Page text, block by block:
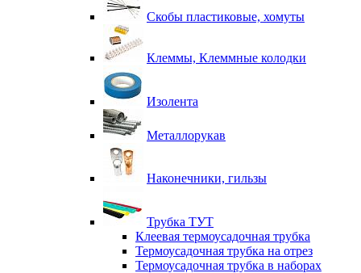
Скобы пластиковые, хомуты
Клеммы, Клеммные колодки
Изолента
Металлорукав
Наконечники, гильзы
Трубка ТУТ
Клеевая термоусадочная трубка
Термоусадочная трубка на отрез
Термоусадочная трубка в наборах